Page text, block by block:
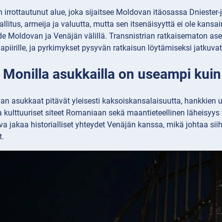
irrottautunut alue, joka sijaitsee Moldovan itäosassa
armeija ja valuutta, mutta sen itsenäisyyttä ei ole
Moldovan ja Venäjän välillä. Transnistrian ratkaisematon
ja pyrkimykset pysyvän ratkaisun löytämiseksi
Monilla asukkailla on useampi
asukkaat pitävät yleisesti kaksoiskansalaisuutta, hankkien
kulttuuriset siteet Romaniaan sekä maantieteellinen
jakaa historialliset yhteydet Venäjän kanssa, mikä johtaa